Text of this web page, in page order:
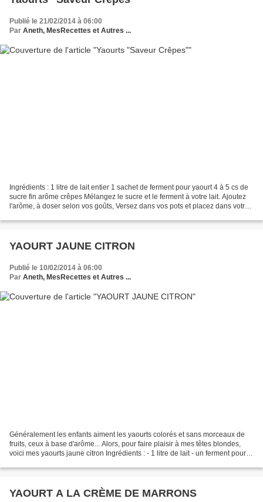
Publié le 21/02/2014 à 06:00
Par Aneth, MesRecettes et Autres ...
Ingrédients : 1 litre de lait entier 1 sachet de ferment pour yaourt 4 à 5 cs de
sucre fin arôme crêpes Mélangez le sucre et le ferment à votre lait. Ajoutez
l'arôme, à doser selon vos goûts, Versez dans vos pots et placez dans votre
YAOURT JAUNE CITRON
Publié le 10/02/2014 à 06:00
Par Aneth, MesRecettes et Autres ...
Généralement les enfants aiment les yaourts colorés et sans morceaux de
fruits, ceux à base d'arôme... Alors, pour faire plaisir à mes têtes blondes,
voici mes yaourts jaune citron Ingrédients : - 1 litre de lait - un ferment pour
YAOURT A LA CRÈME DE MARRONS